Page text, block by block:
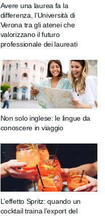
Avere una laurea fa la
differenza, l’Università di
Verona tra gli atenei che
valorizzano il futuro
professionale dei laureati
Non solo inglese: le lingue da
conoscere in viaggio
L’effetto Spritz: quando un
cocktail traina l’export del